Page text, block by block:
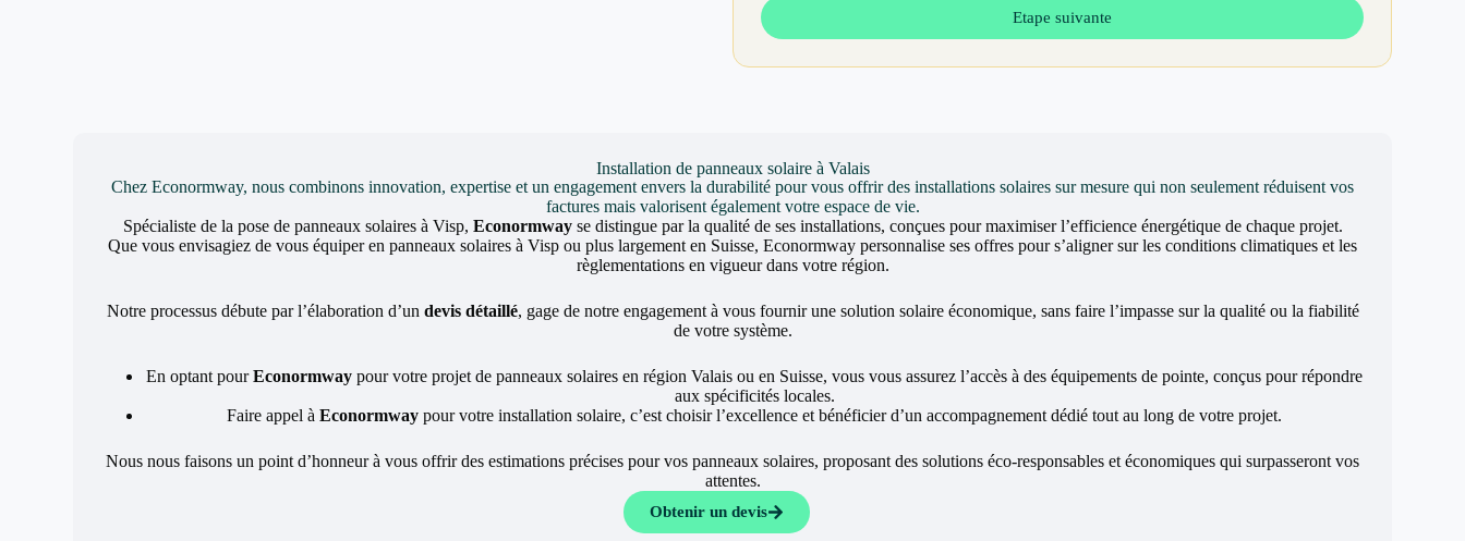
Etape suivante
Installation de panneaux solaire à Valais
Chez Econormway, nous combinons innovation, expertise et un engagement envers la durabilité pour vous offrir des installations solaires sur mesure qui non seulement réduisent vos
factures mais valorisent également votre espace de vie.
Spécialiste de la pose de panneaux solaires à Visp, Econormwayse distingue par la qualité de ses installations, conçues pour maximiser l’efficience énergétique de chaque projet.
Que vous envisagiez de vous équiper en panneaux solaires à Visp ou plus largement en Suisse, Econormway personnalise ses offres pour s’aligner sur les conditions climatiques et les
règlementations en vigueur dans votre région.
Notre processus débute par l’élaboration d’un devis détaillé, gage de notre engagement à vous fournir une solution solaire économique, sans faire l’impasse sur la qualité ou la fiabilité
de votre système.
En optant pourEconormway pour votre projet de panneaux solaires en région Valais ou en Suisse, vous vous assurez l’accès à des équipements de pointe, conçus pour répondre
aux spécificités locales.
Faire appel à Econormway pour votre installation solaire, c’est choisir l’excellence et bénéficier d’un accompagnement dédié tout au long de votre projet.
Nous nous faisons un point d’honneur à vous offrir des estimations précises pour vos panneaux solaires, proposant des solutions éco-responsables et économiques qui surpasseront vos
attentes.
Obtenir un devis